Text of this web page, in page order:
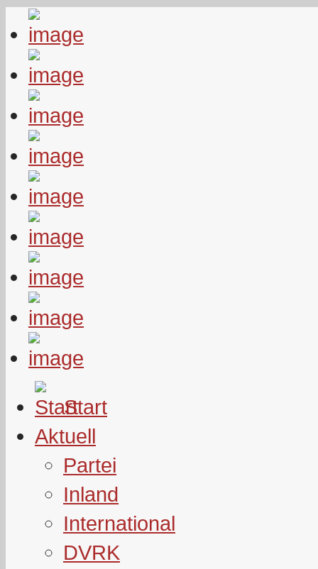
Start
Aktuell
Partei
Inland
International
DVRK